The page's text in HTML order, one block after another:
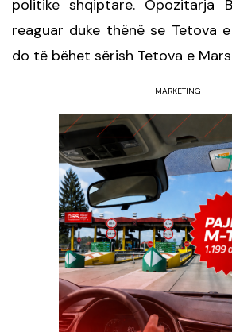
politike shqiptare. Opozitarja
reaguar duke thënë se Tetova
do të bëhet sërish Tetova e
MARKETING